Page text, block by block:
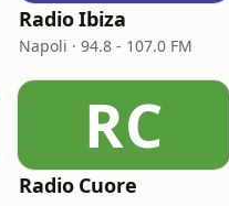
Radio Ibiza
Napoli · 94.8 - 107.0 FM
RC
Radio Cuore